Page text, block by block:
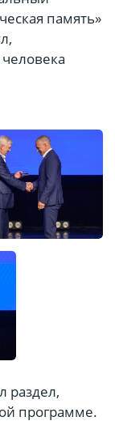
память»
раздел,
программе.